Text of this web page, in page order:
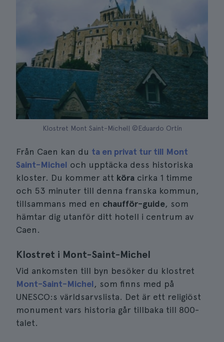
Klostret Mont Saint-Michel| ©Eduardo Ortín
Från Caen kan du ta en privat tur till Mont
Saint-Michel och upptäcka dess historiska
kloster. Du kommer att köra cirka 1 timme
och 53 minuter till denna franska kommun,
tillsammans med en chaufför-guide, som
hämtar dig utanför ditt hotell i centrum av
Caen.
Klostret i Mont-Saint-Michel
Vid ankomsten till byn besöker du klostret
Mont-Saint-Michel, som finns med på
UNESCO:s världsarvslista. Det är ett religiöst
monument vars historia går tillbaka till 800-
talet.